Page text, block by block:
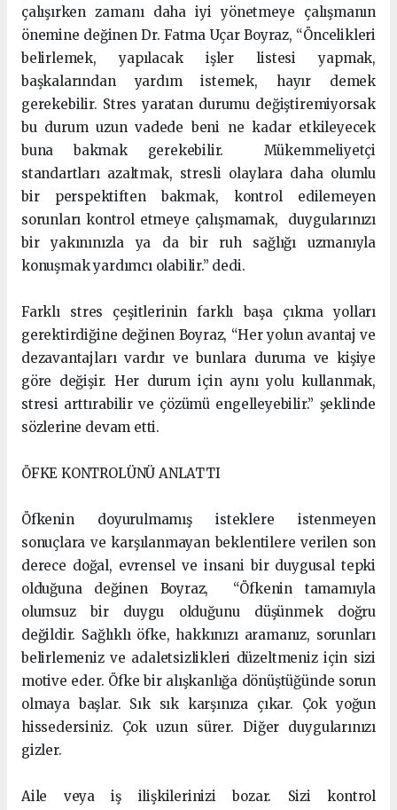
çalışırken zamanı daha iyi yönetmeye çalışmanın
önemine değinen Dr. Fatma Uçar Boyraz, “Öncelikleri
belirlemek, yapılacak işler listesi yapmak,
başkalarından yardım istemek, hayır demek
gerekebilir. Stres yaratan durumu değiştiremiyorsak
bu durum uzun vadede beni ne kadar etkileyecek
buna bakmak gerekebilir. Mükemmeliyetçi
standartları azaltmak, stresli olaylara daha olumlu
bir perspektiften bakmak, kontrol edilemeyen
sorunları kontrol etmeye çalışmamak, duygularınızı
bir yakınınızla ya da bir ruh sağlığı uzmanıyla
konuşmak yardımcı olabilir.” dedi.
Farklı stres çeşitlerinin farklı başa çıkma yolları
gerektirdiğine değinen Boyraz, “Her yolun avantaj ve
dezavantajları vardır ve bunlara duruma ve kişiye
göre değişir. Her durum için aynı yolu kullanmak,
stresi arttırabilir ve çözümü engelleyebilir.” şeklinde
sözlerine devam etti.
ÖFKE KONTROLÜNÜ ANLATTI
Öfkenin doyurulmamış isteklere istenmeyen
sonuçlara ve karşılanmayan beklentilere verilen son
derece doğal, evrensel ve insani bir duygusal tepki
olduğuna değinen Boyraz, “Öfkenin tamamıyla
olumsuz bir duygu olduğunu düşünmek doğru
değildir. Sağlıklı öfke, hakkınızı aramanız, sorunları
belirlemeniz ve adaletsizlikleri düzeltmeniz için sizi
motive eder. Öfke bir alışkanlığa dönüştüğünde sorun
olmaya başlar. Sık sık karşınıza çıkar. Çok yoğun
hissedersiniz. Çok uzun sürer. Diğer duygularınızı
gizler.
Aile veya iş ilişkilerinizi bozar. Sizi kontrol